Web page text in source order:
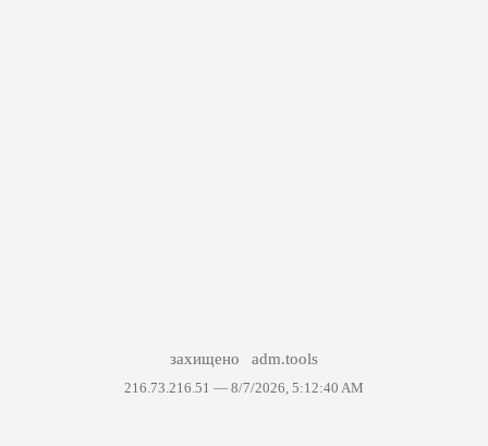
захищено adm.tools
216.73.216.51 — 8/7/2026, 5:12:40 AM